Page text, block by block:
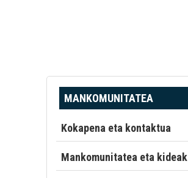
MANKOMUNITATEA
Kokapena eta kontaktua
Mankomunitatea eta kideak